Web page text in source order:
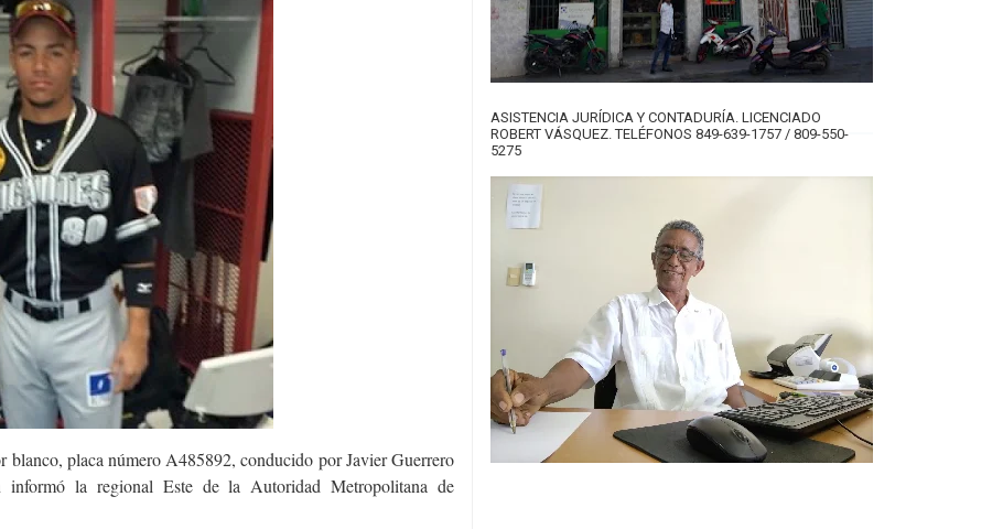
placa número A485892, conducido por Javier Guerrero
informó la regional Este de la Autoridad Metropolitana de
ASISTENCIA JURÍDICA Y CONTADURÍA. LICENCIADO
ROBERT VÁSQUEZ. TELÉFONOS 849-639-1757 / 809-550-
5275